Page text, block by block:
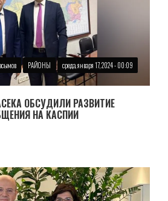
РАЙОНЫ среда, января 17, 2024 - 00:09
ОБСУДИЛИ РАЗВИТИЕ
НА КАСПИИ